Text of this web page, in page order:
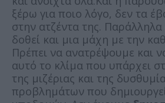
ξέρω για ποιο λόγο, δεν τα
στην ατζέντα της.
δοθεί και μια μάχη με την
Πρέπει να ανατρέψουμε και
αυτό το κλίμα που υπάρχει
της μιζέριας και της
προβλημάτων που